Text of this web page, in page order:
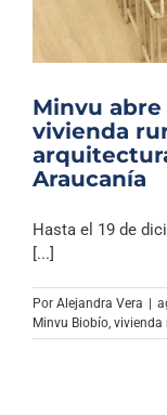
Minvu
vivienda
Araucanía
Hasta el 19 de
[...]
Por Alejandra Vera
Minvu Biobío, vivienda